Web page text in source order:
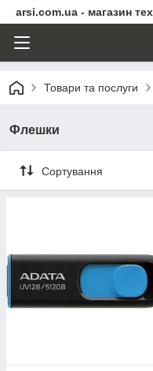
arsi.com.ua - магазин
Товари та послуги
Флешки
Сортування